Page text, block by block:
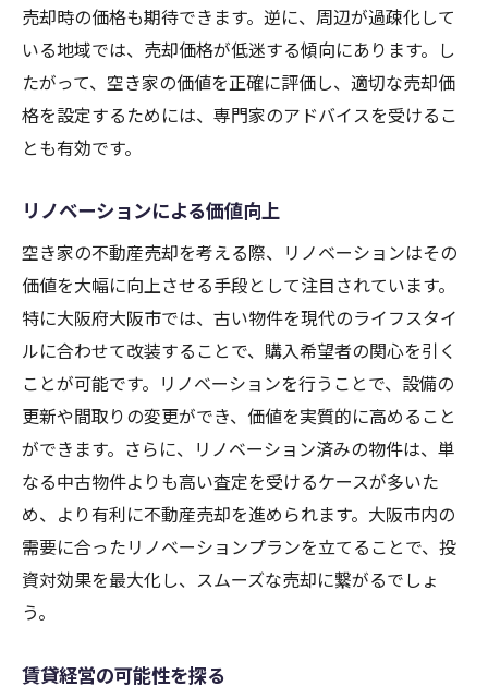
売却時の価格も期待できます。逆に、周辺が過疎化して
いる地域では、売却価格が低迷する傾向にあります。し
たがって、空き家の価値を正確に評価し、適切な売却価
格を設定するためには、専門家のアドバイスを受けるこ
とも有効です。
リノベーションによる価値向上
空き家の不動産売却を考える際、リノベーションはその
価値を大幅に向上させる手段として注目されています。
特に大阪府大阪市では、古い物件を現代のライフスタイ
ルに合わせて改装することで、購入希望者の関心を引く
ことが可能です。リノベーションを行うことで、設備の
更新や間取りの変更ができ、価値を実質的に高めること
ができます。さらに、リノベーション済みの物件は、単
なる中古物件よりも高い査定を受けるケースが多いた
め、より有利に不動産売却を進められます。大阪市内の
需要に合ったリノベーションプランを立てることで、投
資対効果を最大化し、スムーズな売却に繋がるでしょ
う。
賃貸経営の可能性を探る